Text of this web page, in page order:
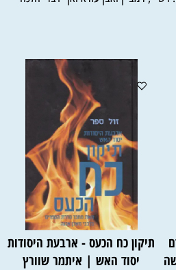
תיקון כח הכעס - ארבעת היסודות
יסוד האש | איתמר שוורץ